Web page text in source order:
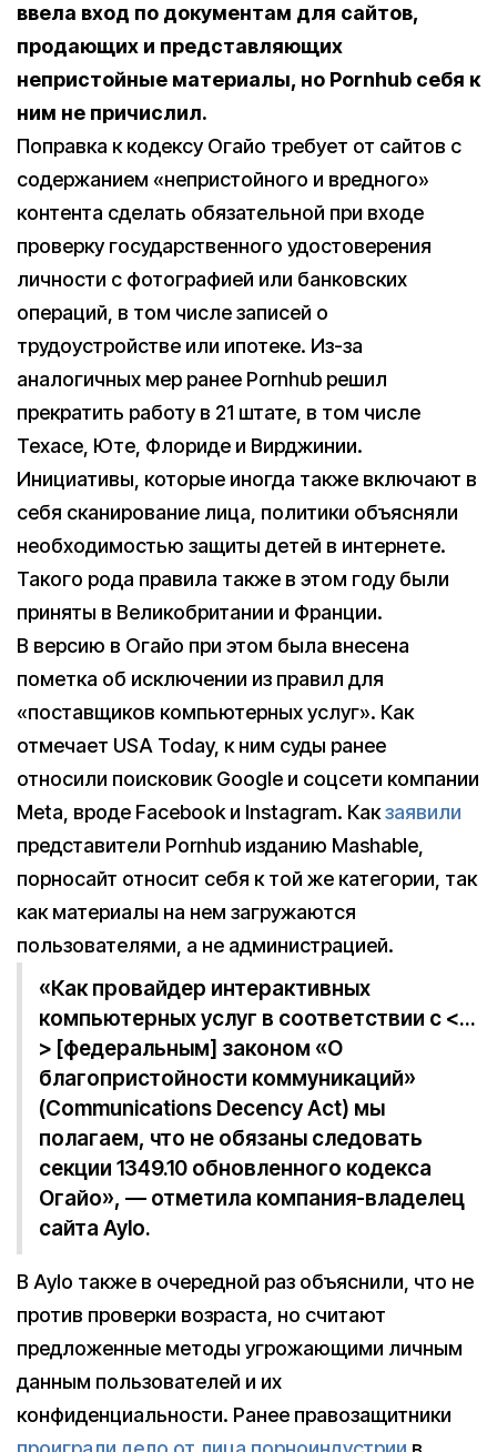
ввела вход по документам для сайтов,
продающих и представляющих
непристойные материалы, но Pornhub себя к
ним не причислил.
Поправка к кодексу Огайо требует от сайтов с
содержанием «непристойного и вредного»
контента сделать обязательной при входе
проверку государственного удостоверения
личности с фотографией или банковских
операций, в том числе записей о
трудоустройстве или ипотеке. Из-за
аналогичных мер ранее Pornhub решил
прекратить работу в 21 штате, в том числе
Техасе, Юте, Флориде и Вирджинии.
Инициативы, которые иногда также включают в
себя сканирование лица, политики объясняли
необходимостью защиты детей в интернете.
Такого рода правила также в этом году были
приняты в Великобритании и Франции.
В версию в Огайо при этом была внесена
пометка об исключении из правил для
«поставщиков компьютерных услуг». Как
отмечает USA Today, к ним суды ранее
относили поисковик Google и соцсети компании
Meta, вроде Facebook и Instagram. Какзаявили
представители Pornhub изданию Mashable,
порносайт относит себя к той же категории, так
как материалы на нем загружаются
пользователями, а не администрацией.
«Как провайдер интерактивных
компьютерных услуг в соответствии с <…
> [федеральным] законом «О
благопристойности коммуникаций»
(Communications Decency Act) мы
полагаем, что не обязаны следовать
секции 1349.10 обновленного кодекса
Огайо», — отметила компания-владелец
сайта Aylo.
В Aylo также в очередной раз объяснили, что не
против проверки возраста, но считают
предложенные методы угрожающими личным
данным пользователей и их
конфиденциальности. Ранее правозащитники